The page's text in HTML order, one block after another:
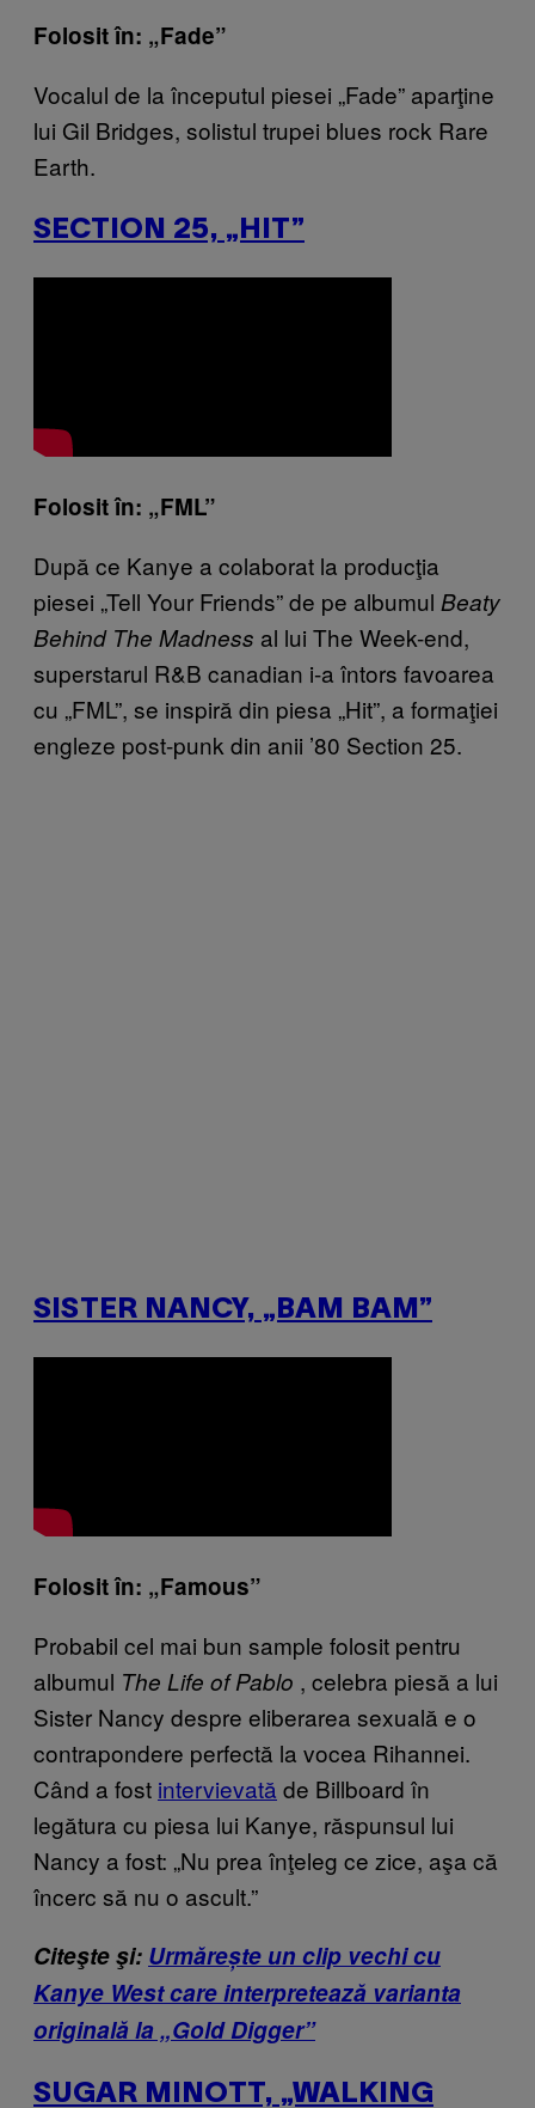
Folosit în: „Fade”
Vocalul de la începutul piesei „Fade” aparţine
lui Gil Bridges, solistul trupei blues rock Rare
Earth.
SECTION 25, „HIT”
Folosit în: „FML”
După ce Kanye a colaborat la producţia
piesei „Tell Your Friends” de pe albumul Beaty
Behind The Madness al lui The Week-end,
superstarul R&B canadian i-a întors favoarea
cu „FML”, se inspiră din piesa „Hit”, a formaţiei
engleze post-punk din anii ’80 Section 25.
SISTER NANCY, „BAM BAM”
Folosit în: „Famous”
Probabil cel mai bun sample folosit pentru
albumul The Life of Pablo , celebra piesă a lui
Sister Nancy despre eliberarea sexuală e o
contrapondere perfectă la vocea Rihannei.
Când a fost intervievată de Billboard în
legătura cu piesa lui Kanye, răspunsul lui
Nancy a fost: „Nu prea înţeleg ce zice, aşa că
încerc să nu o ascult.”
Citeşte şi: Urmărește un clip vechi cu
Kanye West care interpretează varianta
originală la „Gold Digger”
SUGAR MINOTT, „WALKING